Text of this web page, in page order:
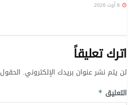
اترك تعليقاً
لن يتم نشر عنوان بريدك الإلكتروني.
التعليق *